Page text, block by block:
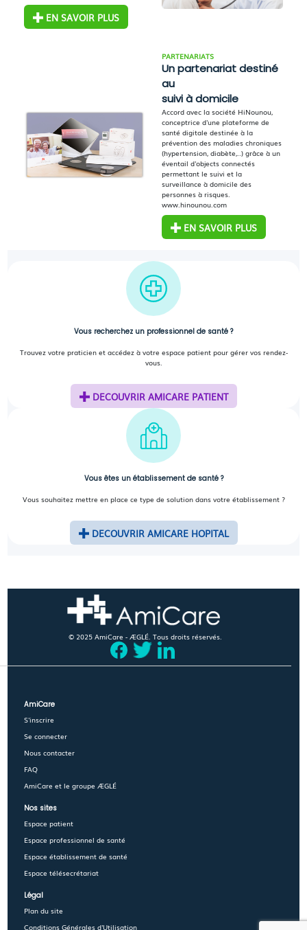
EN SAVOIR PLUS
PARTENARIATS
Un partenariat destiné
au
suivi à domicile
Accord avec la société HiNounou,
conceptrice d'une plateforme de
santé digitale destinée à la
prévention des maladies chroniques
(hypertension, diabète,..) grâce à un
éventail d'objects connectés
permettant le suivi et la
surveillance à domicile des
personnes à risques.
www.hinounou.com
EN SAVOIR PLUS
Vous recherchez un professionnel de santé ?
Trouvez votre praticien et accédez à votre espace patient pour gérer vos rendez-
vous.
DECOUVRIR AMICARE PATIENT
Vous êtes un établissement de santé ?
Vous souhaitez mettre en place ce type de solution dans votre établissement ?
DECOUVRIR AMICARE HOPITAL
© 2025 AmiCare - ÆGLÉ. Tous droits réservés.
AmiCare
S'inscrire
Se connecter
Nous contacter
FAQ
AmiCare et le groupe ÆGLÉ
Nos sites
Espace patient
Espace professionnel de santé
Espace établissement de santé
Espace télésecrétariat
Légal
Plan du site
Conditions Générales d'Utilisation